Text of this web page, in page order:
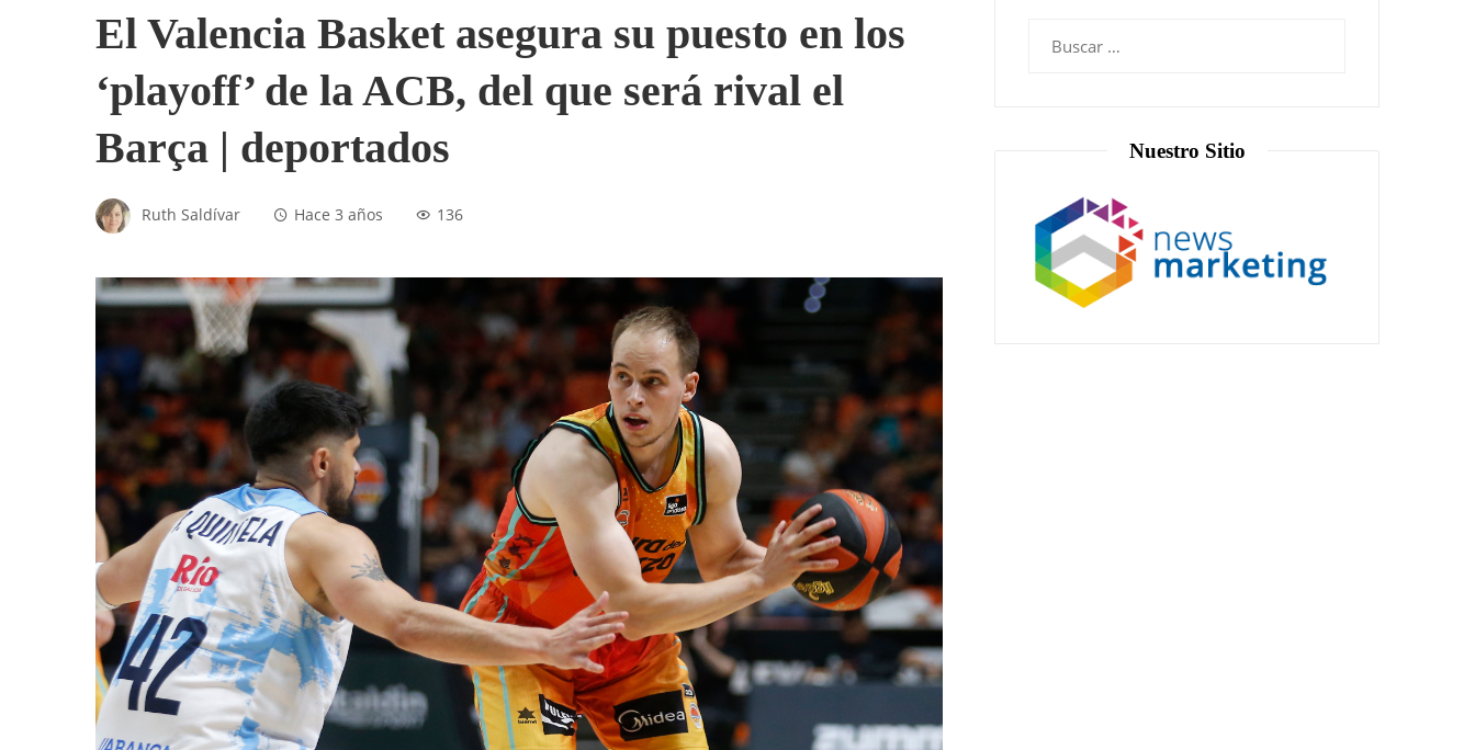
El Valencia Basket asegura su puesto en los
‘playoff’ de la ACB, del que será rival el
Barça | deportados
Ruth Saldívar Hace 3 años 136
Nuestro Sitio